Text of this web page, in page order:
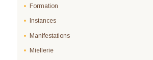
Formation
Instances
Manifestations
Miellerie